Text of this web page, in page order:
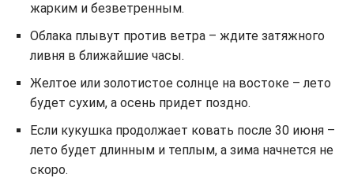
жарким и безветренным.
Облака плывут против ветра – ждите затяжного
ливня в ближайшие часы.
Желтое или золотистое солнце на востоке – лето
будет сухим, а осень придет поздно.
Если кукушка продолжает ковать после 30 июня –
лето будет длинным и теплым, а зима начнется не
скоро.